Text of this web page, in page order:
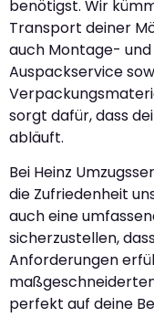
benötigst. Wir
Transport deiner
auch Montage-
Auspackservice
sorgt dafür, dass
abläuft.
Bei Heinz
die Zufriedenheit
auch eine
sicherzustellen,
Anforderungen
perfekt auf deine